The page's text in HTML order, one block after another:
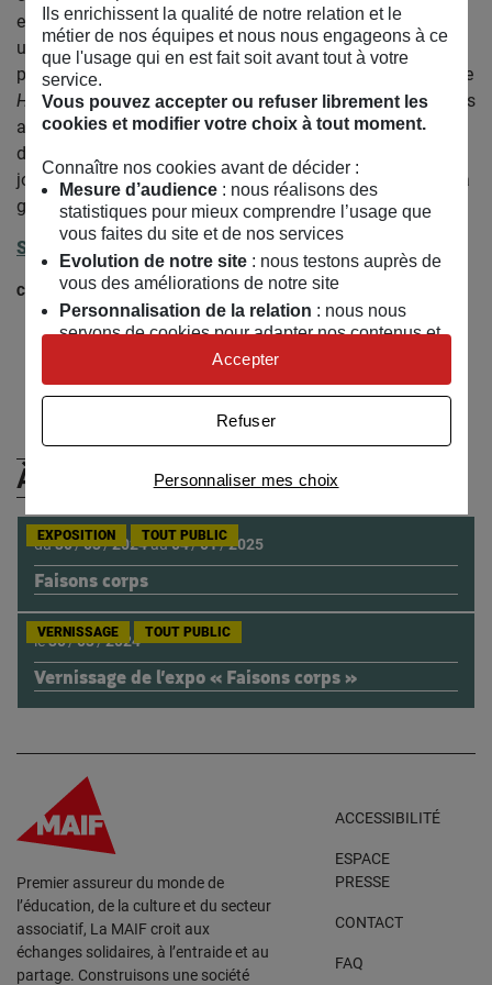
exposition consacrée àLa Vérité des visages, elle entame
une méditation sur l’identité et l’incarnation qu’elle
poursuivra dans de nombreuses autres expositions comme
Humans, Curieux face-à-face, Bouche B . Son exposition très
appréciéeFind Yourselfprésentée à Art up Lille en 2019 a
donné lieu à plusieurs autres expositions à la Galerie du
jour Agnès b. à Paris, la galerie 836M à San Francisco et la
galerie Loo & Lou à Paris.
Site web
Crédit photo ©: Jean-Louis Carli / MAIF
Instagram
À (Re)Découvrir
Faisons corps
du30/03/2024au04/01/2025
EXPOSITION TOUT PUBLIC
Vernissage de l’expo « Faisons corps »
le30/03/2024
VERNISSAGE TOUT PUBLIC
Premier assureur du monde de
l’éducation, de la culture et du secteur
associatif, La MAIF croit aux
échanges solidaires, à l’entraide et au
partage. Construisons une société
ACCESSIBILITÉ
ESPACE
PRESSE
CONTACT
FAQ
Ils enrichissent la qualité de notre relation et le
métier de nos équipes et nous nous engageons à ce
que l'usage qui en est fait soit avant tout à votre
service.
Vous pouvez accepter ou refuser librement les
cookies et modifier votre choix à tout moment.
Connaître nos cookies avant de décider :
Mesure d’audience: nous réalisons des
statistiques pour mieux comprendre l’usage que
vous faites du site et de nos services
Evolution de notre site: nous testons auprès de
vous des améliorations de notre site
Personnalisation de la relation : nous nous
servons de cookies pour adapter nos contenus et
personnaliser nos offres
Univers publicitaire: nous utilisons avec nos
publicités personnalisées
Personnaliser mes choix
Refuser
Accepter